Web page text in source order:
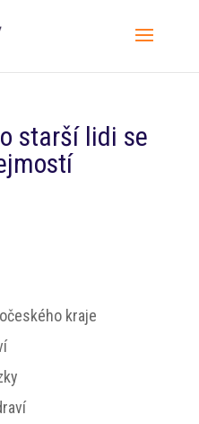
starší lidi se
kraje